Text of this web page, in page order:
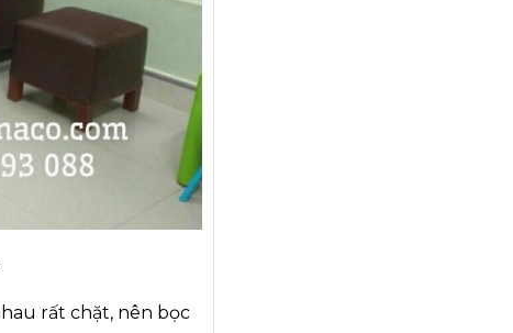
rất chặt, nên bọc